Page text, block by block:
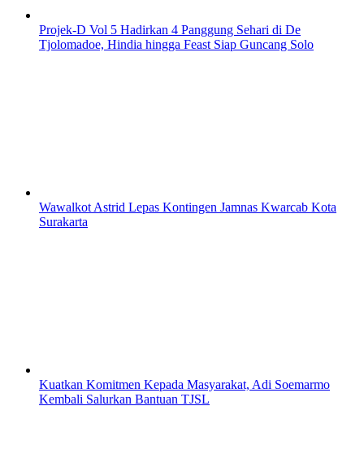
Projek-D Vol 5 Hadirkan 4 Panggung Sehari di De
Tjolomadoe, Hindia hingga Feast Siap Guncang Solo
Wawalkot Astrid Lepas Kontingen Jamnas Kwarcab Kota
Surakarta
Kuatkan Komitmen Kepada Masyarakat, Adi Soemarmo
Kembali Salurkan Bantuan TJSL